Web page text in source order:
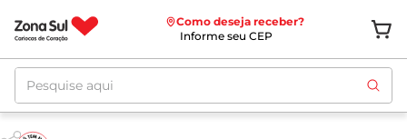
Como deseja receber?
Informe seu CEP
Pesquise aqui